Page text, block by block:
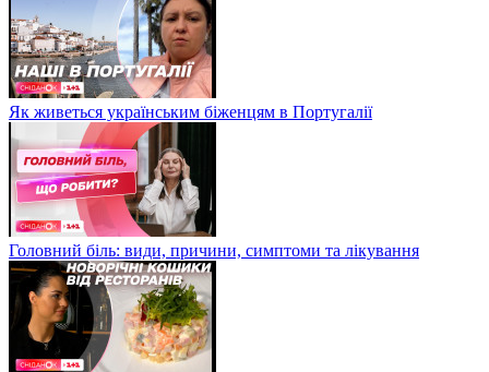
Як живеться українським біженцям в Португалії
Головний біль: види, причини, симптоми та лікування